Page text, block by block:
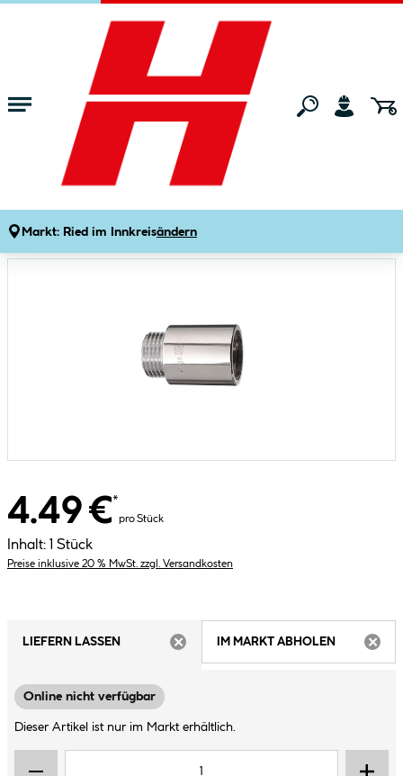
Zum Hauptinhalt springen
Markt: Ried im Innkreisändern
Bad & Küche Sanitärinstallation
Hahnverlängerung 1/2" x 10 mm Chrom
4.49 €*
pro Stück
Inhalt: 1 Stück
Preise inklusive 20 % MwSt. zzgl. Versandkosten
LIEFERN LASSEN
IM MARKT ABHOLEN
Online nicht verfügbar
Dieser Artikel ist nur im Markt erhältlich.